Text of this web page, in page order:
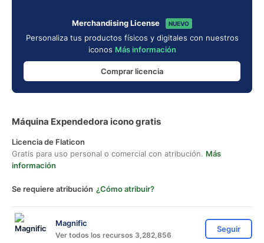
Merchandising License NUEVO
Personaliza tus productos físicos y digitales con nuestros
iconos Más información
Comprar licencia
Máquina Expendedora icono gratis
Licencia de Flaticon
Gratis para uso personal o comercial con atribución. Más
información
Se requiere atribución ¿Cómo atribuir?
Magnific
Ver todos los recursos 3,282,856
Seguir